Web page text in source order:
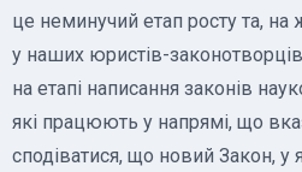
це неминучий етап росту та, на
у наших юристів-
на етапі написання законів
які працюють у напрямі, що
сподіватися, що новий Закон,